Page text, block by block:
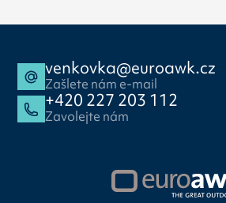
venkovka@euroawk.cz
Zašlete nám e-mail
+420 227 203 112
Zavolejte nám